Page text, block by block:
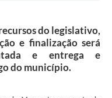
do legislativo,
e finalização será
e entrega e
do município.